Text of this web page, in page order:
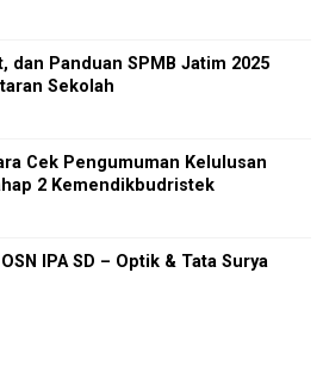
dan Panduan SPMB Jatim 2025
Sekolah
Cek Pengumuman Kelulusan
2 Kemendikbudristek
IPA SD – Optik & Tata Surya